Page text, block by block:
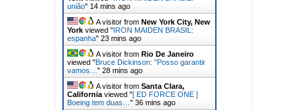
união" 14 mins ago
A visitor from New York City, New
York viewed "IRON MAIDEN BRASIL:
espanha" 23 mins ago
A visitor from Rio De Janeiro
viewed "Bruce Dickinson: "Posso garantir
vamos… " 28 mins ago
A visitor from Santa Clara,
California viewed "[ ED FORCE ONE ]
Boeing tem duas… " 36 mins ago